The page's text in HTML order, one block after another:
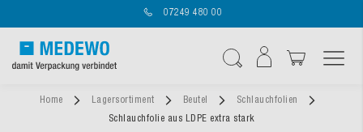
07249 480 00
Home Lagersortiment Beutel
Schlauchfolien
Schlauchfolie aus LDPE extra stark